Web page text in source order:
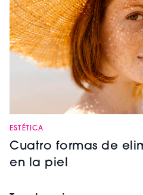
ESTÉTICA
Cuatro formas de
en la piel